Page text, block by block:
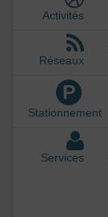
Activités
Réseaux
P
Stationnement
Services